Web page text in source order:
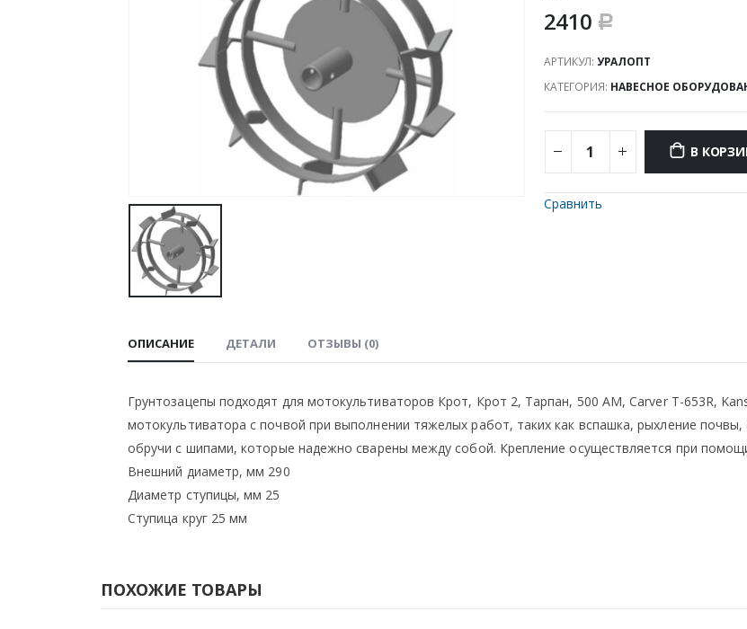
2410 Р
АРТИКУЛ: УРАЛОПТ
КАТЕГОРИЯ: НАВЕСНОЕ
В
Сравнить
ОПИСАНИЕ ДЕТАЛИ ОТЗЫВЫ (0)
Грунтозацепы подходят для мотокультиваторов Крот, Крот 2, Тарпан, 500 АМ, Carver T-653R,
мотокультиватора с почвой при выполнении тяжелых работ, таких как вспашка, рыхление
обручи с шипами, которые надежно сварены между собой. Крепление осуществляется при
Внешний диаметр, мм 290
Диаметр ступицы, мм 25
Ступица круг 25 мм
ПОХОЖИЕ ТОВАРЫ